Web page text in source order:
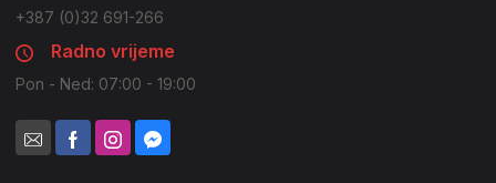
+387 (0)32 691-266
Radno vrijeme
Pon - Ned: 07:00 - 19:00